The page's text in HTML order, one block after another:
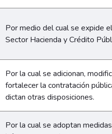
Por medio del cual se expide
Sector Hacienda y Crédito
Por la cual se adicionan,
fortalecer la contratación
dictan otras disposiciones.
Por la cual se adoptan